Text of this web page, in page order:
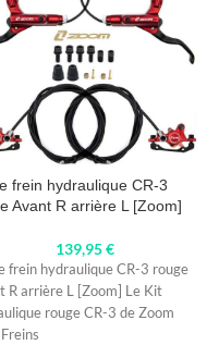
frein hydraulique CR-3
Avant R arrière L [Zoom]
139,95€
frein hydraulique CR-3 rouge
R arrière L [Zoom] Le Kit
rouge CR-3 de Zoom